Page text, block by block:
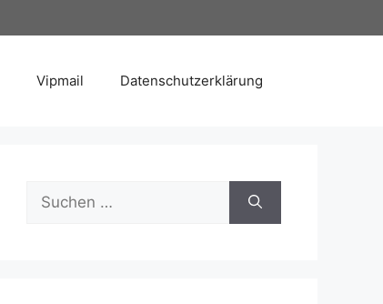
Vipmail Datenschutzerklärung
Suche
nach: